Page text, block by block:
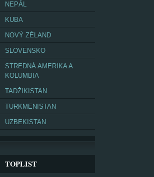
NEPÁL
KUBA
NOVÝ ZÉLAND
SLOVENSKO
STREDNÁ AMERIKA A
KOLUMBIA
TADŽIKISTAN
TURKMENISTAN
UZBEKISTAN
TOPLIST